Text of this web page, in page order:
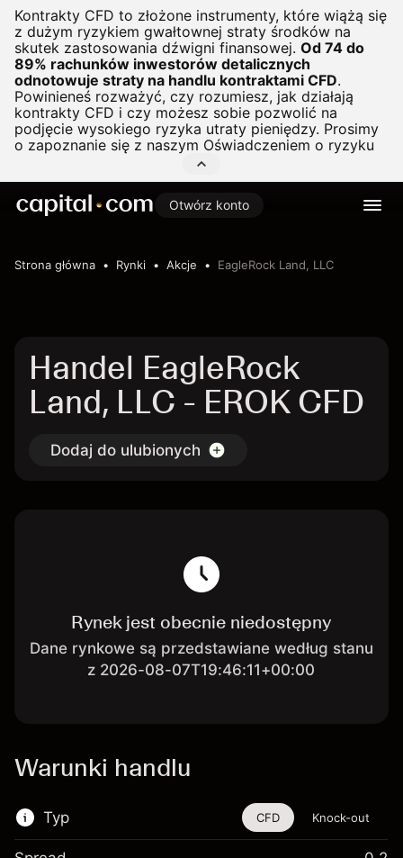
Kontrakty CFD to złożone instrumenty, które wiążą się
z dużym ryzykiem gwałtownej straty środków na
skutek zastosowania dźwigni finansowej. Od 74 do
89% rachunków inwestorów detalicznych
odnotowuje straty na handlu kontraktami CFD.
Powinieneś rozważyć, czy rozumiesz, jak działają
kontrakty CFD i czy możesz sobie pozwolić na
podjęcie wysokiego ryzyka utraty pieniędzy. Prosimy
o zapoznanie się z naszym Oświadczeniem o ryzyku
Otwórz konto
Strona główna Rynki Akcje EagleRock Land, LLC
Handel EagleRock
Land, LLC - EROK CFD
Dodaj do ulubionych
Rynek jest obecnie niedostępny
Dane rynkowe są przedstawiane według stanu
z 2026-08-07T19:46:11+00:00
Warunki handlu
Typ CFD Knock-out